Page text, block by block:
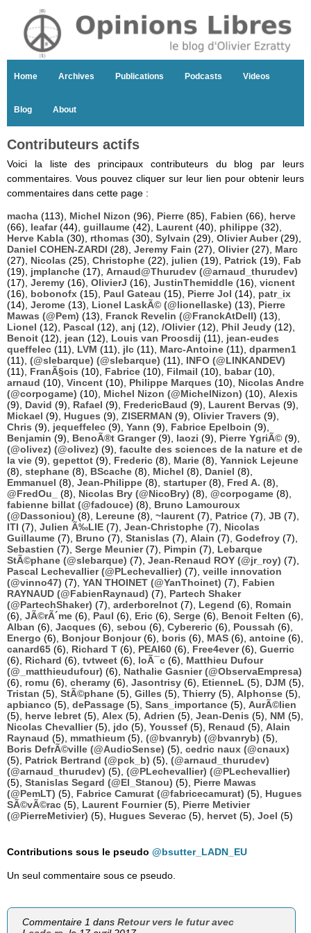
Home Archives Publications Podcasts Videos
Blog About
Contributeurs actifs
Voici la liste des principaux contributeurs du blog par leurs
commentaires. Vous pouvez cliquer sur leur lien pour obtenir leurs
commentaires dans cette page :
macha (113), Michel Nizon (96), Pierre (85), Fabien (66), herve
(66), leafar(44), guillaume (42), Laurent (40), philippe (32),
Herve Kabla (30), rthomas (30), Sylvain (29), Olivier Auber(29),
Daniel COHEN-ZARDI (28), Jeremy Fain (27), Olivier(27), Marc
(27), Nicolas (25), Christophe (22), julien (19), Patrick (19), Fab
(19), jmplanche (17), Arnaud@Thurudev (@arnaud_thurudev)
(17), Jeremy (16), OlivierJ (16), JustinThemiddle (16), vicnent
(16), bobonofx (15), Paul Gateau (15), Pierre Jol (14), patr_ix
(14), Jerome (13), Lionel LaskÃ© (@lionellaske) (13), Pierre
Mawas (@Pem) (13), Franck Revelin (@FranckAtDell) (13),
Lionel (12), Pascal (12), anj (12), /Olivier(12), Phil Jeudy (12),
Benoit (12), jean (12), Louis van Proosdij (11), jean-eudes
queffelec (11), LVM (11), jlc (11), Marc-Antoine (11), dparmen1
(11), (@slebarque) (@slebarque) (11), INFO (@LINKANDEV)
(11), FranÃ§ois (10), Fabrice (10), Filmail (10), babar(10),
arnaud (10), Vincent (10), Philippe Marques (10), Nicolas Andre
(@corpogame) (10), Michel Nizon (@MichelNizon) (10), Alexis
(9), David (9), Rafael (9), FredericBaud (9), Laurent Bervas (9),
Mickael (9), Hugues (9), ZISERMAN (9), Olivier Travers (9),
Chris (9), jequeffelec (9), Yann (9), Fabrice Epelboin (9),
Benjamin (9), BenoÃ®t Granger(9), laozi (9), Pierre YgriÃ© (9),
(@olivez) (@olivez) (9), faculte des sciences de la nature et de
la vie (9), gepettot (9), Frederic (8), Marie (8), Yannick Lejeune
(8), stephane (8), BScache (8), Michel (8), Daniel (8),
Emmanuel (8), Jean-Philippe (8), startuper(8), Fred A. (8),
@FredOu_
(8), Nicolas Bry (@NicoBry) (8), @corpogame (8),
fabienne billat (@fadouce) (8), Bruno Lamouroux
(@Dassoniou) (8), Lereune (8), ~laurent (7), Patrice (7), JB (7),
ITI (7), Julien Ã‰LIE (7), Jean-Christophe (7), Nicolas
Guillaume (7), Bruno (7), Stanislas (7), Alain (7), Godefroy (7),
Sebastien (7), Serge Meunier(7), Pimpin (7), Lebarque
StÃ©phane (@slebarque) (7), Jean-Renaud ROY (@jr_roy) (7),
Pascal Lechevallier (@PLechevallier) (7), veille innovation
(@vinno47) (7), YAN THOINET (@YanThoinet) (7), Fabien
RAYNAUD (@FabienRaynaud) (7), Partech Shaker
(@PartechShaker) (7), arderborelnot (7), Legend (6), Romain
(6), JÃ©rÃ´me (6), Paul (6), Eric (6), Serge (6), Benoit Felten (6),
Alban (6), Jacques (6), sebou (6), Cybereric (6), Poussah (6),
Energo (6), Bonjour Bonjour(6), boris (6), MAS (6), antoine (6),
canard65 (6), Richard T (6), PEAI60 (6), Free4ever(6), Guerric
(6), Richard (6), tvtweet (6), loÃ¯c (6), Matthieu Dufour
(@_matthieudufour) (6), Nathalie Gasnier (@ObservaEmpresa)
(6), romu (6), cheramy (6), Jasontrisy (6), EtienneL (5), DJM (5),
Tristan (5), StÃ©phane (5), Gilles (5), Thierry (5), Alphonse (5),
apbianco (5), dePassage (5), Sans_importance (5), AurÃ©lien
(5), herve lebret (5), Alex (5), Adrien (5), Jean-Denis (5), NM (5),
Nicolas Chevallier(5), jdo (5), Youssef (5), Renaud (5), Alain
Raynaud (5), mmathieum (5), (@bvanryb) (@bvanryb) (5),
Boris DefrÃ©ville (@AudioSense) (5), cedric naux (@cnaux)
(5), Patrick Bertrand (@pck_b) (5), (@arnaud_thurudev)
(@arnaud_thurudev) (5), (@PLechevallier) (@PLechevallier)
(5), Stanislas Segard (@El_Stanou) (5), Pierre Mawas
(@PemLT) (5), Fabrice Camurat (@fabricecamurat) (5), Hugues
SÃ©vÃ©rac (5), Laurent Fournier(5), Pierre Metivier
(@PierreMetivier) (5), Hugues Severac (5), hervet (5), Joel (5)
Contributions sous le pseudo @bsutter_LADN_EU
Un seul commentaire sous ce pseudo.
Commentaire 1 dansRetour vers le futur avec